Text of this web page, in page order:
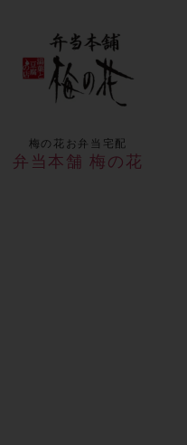
梅の花お弁当宅配
弁当本舗 梅の花